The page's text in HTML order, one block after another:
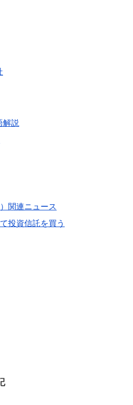
解説
関連ニュース
投資信託を買う